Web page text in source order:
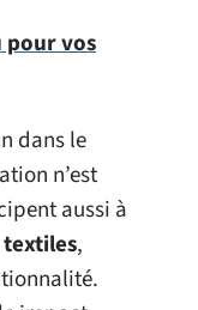
pour vos
dans le
n’est
aussi à
,